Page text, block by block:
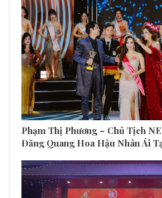
Phạm Thị Phương – Chủ Tịch
Đăng Quang Hoa Hậu Nhân Ái